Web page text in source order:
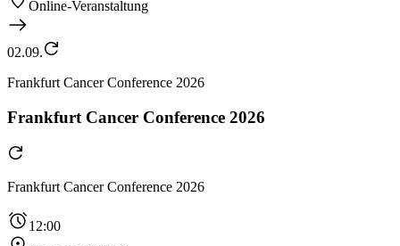
Online-Veranstaltung
02.09.
Frankfurt Cancer Conference 2026
Frankfurt Cancer Conference 2026
Frankfurt Cancer Conference 2026
12:00